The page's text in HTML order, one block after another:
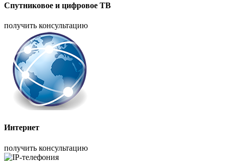
Спутниковое и цифровое ТВ
получить консультацию
Интернет
получить консультацию